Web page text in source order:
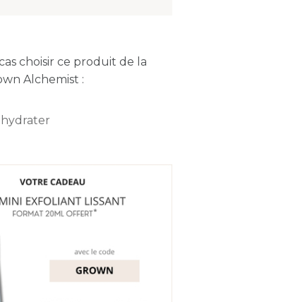
choisir ce produit de la
Alchemist :